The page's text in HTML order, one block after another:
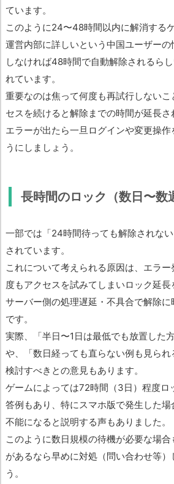
ています。
このように24〜48時間以内に解消する
運営内部に詳しいという中国ユーザー
しなければ48時間で自動解除されるら
れています。
重要なのは焦って何度も再試行しない
セスを続けると解除までの時間が延長さ
エラーが出たら一旦ログインや変更操作
うにしましょう。
長時間のロック（数日〜数
一部では「24時間待っても解除されな
されています。
これについて考えられる原因は、エラ
度もアクセスを試みてしまいロック延
サーバー側の処理遅延・不具合で解除
です。
実際、「半日〜1日は最低でも放置した
や、「数日経っても直らない例も見ら
検討すべきとの意見もあります。
ゲームによっては72時間（3日）程度ロ
答例もあり、特にスマホ版で発生した
不能になると説明する声もありました。
このように数日規模の待機が必要な場
があるなら早めに対処（問い合わせ等）
う。